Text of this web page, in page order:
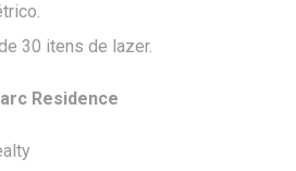
30 itens de lazer.
Residence